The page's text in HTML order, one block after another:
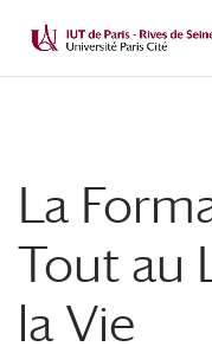
La
Tout au
la Vie